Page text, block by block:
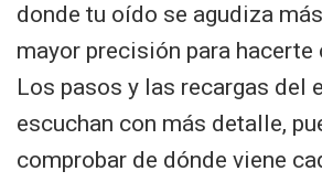
donde tu oído se agudiza
mayor precisión para hacerte
Los pasos y las recargas del
escuchan con más detalle,
comprobar de dónde viene